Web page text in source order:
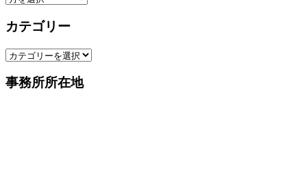
カ
ブ
カテゴリー
カ
ゴ
事務所所在地